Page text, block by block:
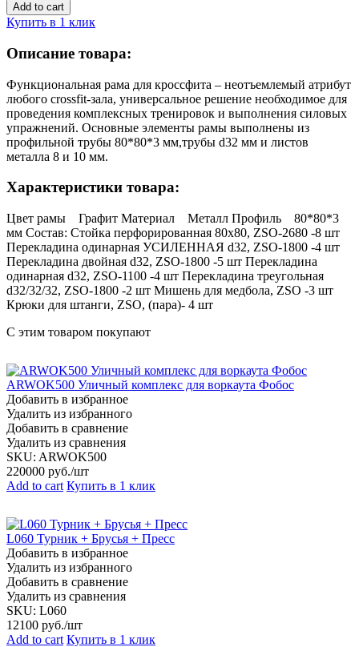
Add to cart
Купить в 1 клик
Описание товара:
Функциональная рама для кроссфита – неотъемлемый атрибут
любого crossfit-зала, универсальное решение необходимое для
проведения комплексных тренировок и выполнения силовых
упражнений. Основные элементы рамы выполнены из
профильной трубы 80*80*3 мм,трубы d32 мм и листов
металла 8 и 10 мм.
Характеристики товара:
Цвет рамы Графит Материал Металл Профиль 80*80*3
мм Состав: Стойка перфорированная 80х80, ZSO-2680 -8 шт
Перекладина одинарная УСИЛЕННАЯ d32, ZSO-1800 -4 шт
Перекладина двойная d32, ZSO-1800 -5 шт Перекладина
одинарная d32, ZSO-1100 -4 шт Перекладина треугольная
d32/32/32, ZSO-1800 -2 шт Мишень для медбола, ZSO -3 шт
Крюки для штанги, ZSO, (пара)- 4 шт
С этим товаром покупают
ARWOK500 Уличный комплекс для воркаута Фобос
Добавить в избранное
Удалить из избранного
Добавить в сравнение
Удалить из сравнения
SKU: ARWOK500
220000 руб./шт
Add to cart Купить в 1 клик
L060 Турник + Брусья + Пресс
Добавить в избранное
Удалить из избранного
Добавить в сравнение
Удалить из сравнения
SKU: L060
12100 руб./шт
Add to cart Купить в 1 клик